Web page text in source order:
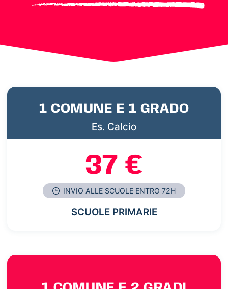
1 COMUNE E 1 GRADO
Es. Calcio
37 €
INVIO ALLE SCUOLE ENTRO 72H
SCUOLE PRIMARIE